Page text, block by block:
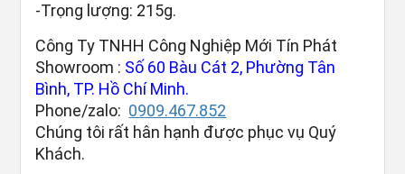
-Trọng lượng: 215g.
Công Ty TNHH Công Nghiệp Mới Tín Phát
Showroom : Số 60 Bàu Cát 2, Phường Tân
Bình, TP. Hồ Chí Minh.
Phone/zalo: 0909.467.852
Chúng tôi rất hân hạnh được phục vụ Quý
Khách.